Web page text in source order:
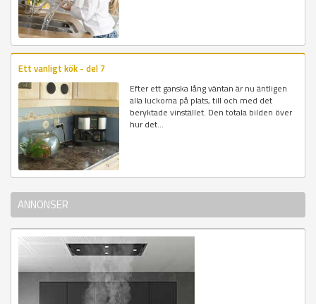
Ett vanligt kök - del 7
Efter ett ganska lång väntan är nu äntligen
alla luckorna på plats, till och med det
beryktade vinstället. Den totala bilden över
hur det...
ANNONSER